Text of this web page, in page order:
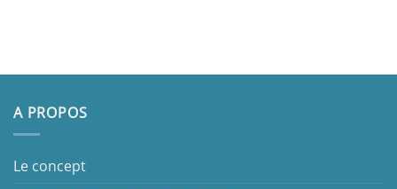
A PROPOS
Le concept